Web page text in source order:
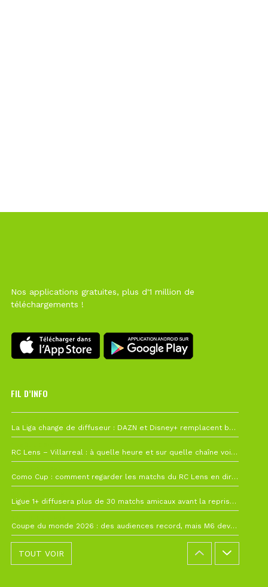
Nos applications gratuites, plus d'1 million de
téléchargements !
FIL D’INFO
La Liga change de diffuseur : DAZN et Disney+ remplacent beIN Sports !
RC Lens – Villarreal : à quelle heure et sur quelle chaîne voir la finale de la Como Cup ?
Como Cup : comment regarder les matchs du RC Lens en direct ?
Ligue 1+ diffusera plus de 30 matchs amicaux avant la reprise de la Ligue 1
Coupe du monde 2026 : des audiences record, mais M6 devrait perdre très gros !
TOUT VOIR